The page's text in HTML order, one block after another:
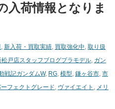
入荷情報となりま
, 新入荷・買取実績, 買取強化中, 取り扱
戸店スタッフブログプラモデル, ガン
戦記ガンダムW, RG, 模型, 鎌ヶ谷市, 市
フェクトグレード, ヴァイエイト , メリ